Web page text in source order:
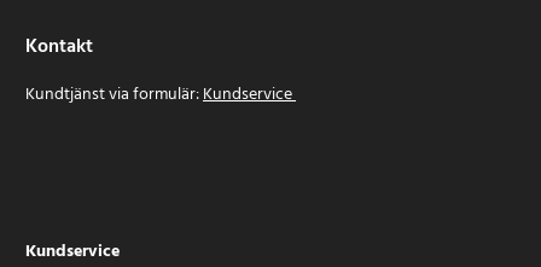
Kontakt
Kundtjänst via formulär:Kundservice
Kundservice